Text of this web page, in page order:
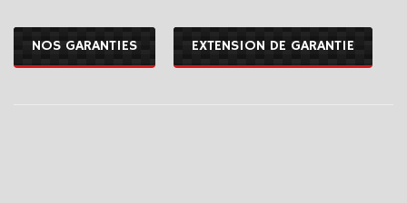
NOS GARANTIES EXTENSION DE GARANTIE